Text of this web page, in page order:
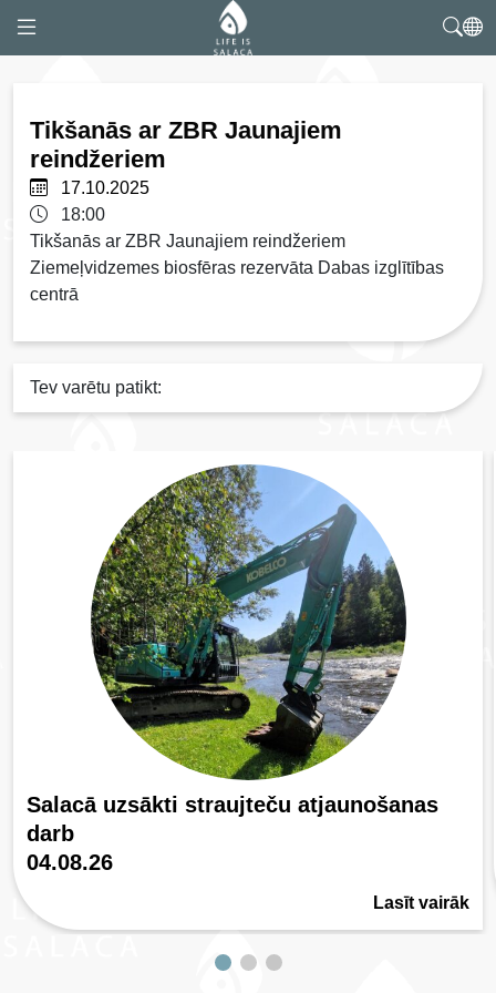
Tikšanās ar ZBR Jaunajiem
reindžeriem
17.10.2025
18:00
Tikšanās ar ZBR Jaunajiem reindžeriem
Ziemeļvidzemes biosfēras rezervāta Dabas izglītības
centrā
Tev varētu patikt:
Salacā uzsākti straujteču atjaunošanas
darb
04.08.26
Lasīt vairāk